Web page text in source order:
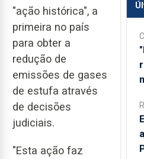
"ação histórica", a
primeira no país
para obter a
redução de
emissões de gases
de estufa através
de decisões
judiciais.
"Esta ação faz